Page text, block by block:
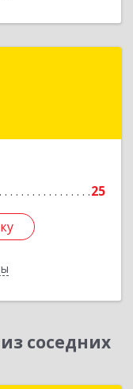
25
р-н,
соседних